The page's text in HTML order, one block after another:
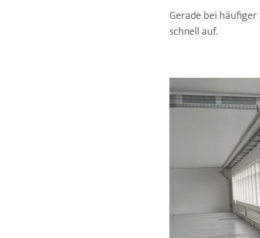
Gerade bei häufiger
schnell auf.